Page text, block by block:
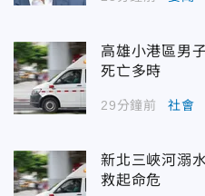
高雄小港區男
死亡多時
29分鐘前 社會
新北三峽河溺
救起命危